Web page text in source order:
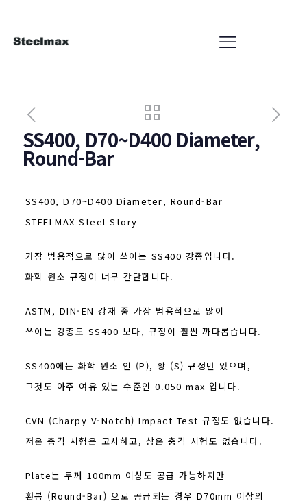
SS400, D70~D400 Diameter,
Round-Bar
SS400, D70~D400 Diameter, Round-Bar
STEELMAX Steel Story
가장 범용적으로 많이 쓰이는 SS400 강종입니다.
화학 원소 규정이 너무 간단합니다.
ASTM, DIN-EN 강재 중 가장 범용적으로 많이
쓰이는 강종도 SS400 보다, 규정이 훨씬 까다롭습니다.
SS400에는 화학 원소 인 (P), 황 (S) 규정만 있으며,
그것도 아주 여유 있는 수준인 0.050 max 입니다.
CVN (Charpy V-Notch) Impact Test 규정도 없습니다.
저온 충격 시험은 고사하고, 상온 충격 시험도 없습니다.
Plate는 두께 100mm 이상도 공급 가능하지만
환봉 (Round-Bar) 으로 공급되는 경우 D70mm 이상의